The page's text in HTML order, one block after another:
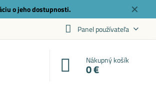
✕
o jeho dostupnosti.
Panel používateľa
Nákupný košík
0 €